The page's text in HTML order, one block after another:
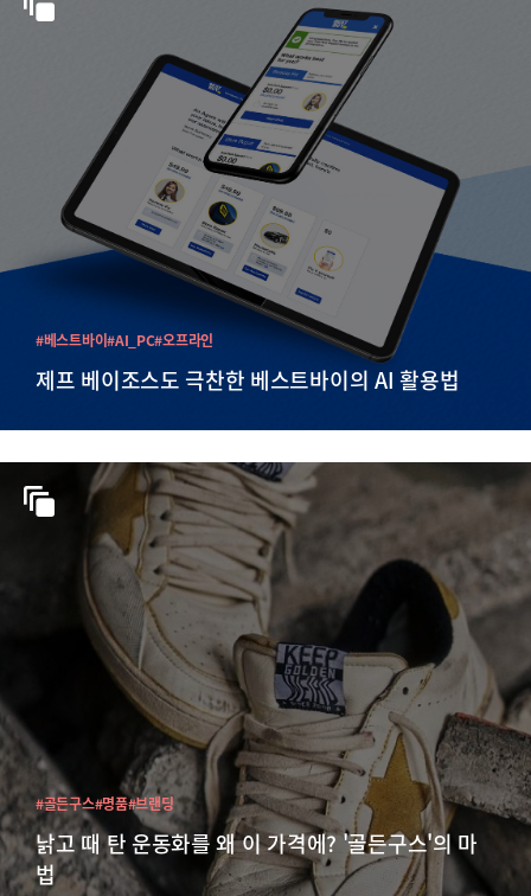
제프 베이조스도 극찬한 베스트바이의 AI 활용법
#베스트바이#AI_PC#오프라인
낡고 때 탄 운동화를 왜 이 가격에? '골든구스'의 마
법
#골든구스#명품#브랜딩